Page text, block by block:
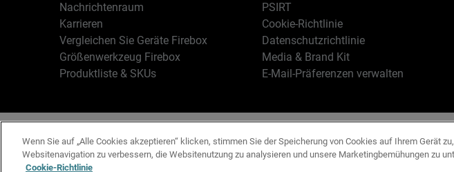
Nachrichtenraum
Karrieren
Vergleichen Sie Geräte Firebox
Größenwerkzeug Firebox
Produktliste & SKUs
PSIRT
Cookie-Richtlinie
Datenschutzrichtlinie
Media & Brand Kit
E-Mail-Präferenzen verwalten
Copyright © 1996-2026 WatchGuard
Wenn Sie auf „Alle Cookies akzeptieren“ klicken, stimmen Sie der Speicherung von Cookies auf Ihrem Gerät
Websitenavigation zu verbessern, die Websitenutzung zu analysieren und unsere Marketingbemühungen zu
Cookie-Richtlinie